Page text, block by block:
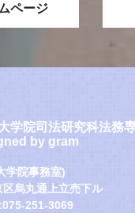
ページ
学院司法研究科法務
by gram
学院事務室)
烏丸通上立売下ル
251-3069